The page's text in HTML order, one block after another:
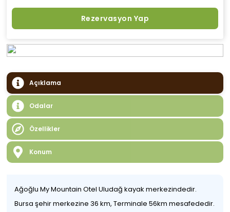
Rezervasyon Yap
Açıklama
Odalar
Özellikler
Konum
Ağoğlu My Mountain Otel Uludağ kayak merkezindedir.
Bursa şehir merkezine 36 km, Terminale 56km mesafededir.